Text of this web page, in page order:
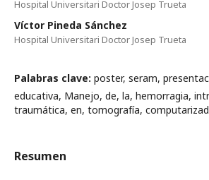
Hospital Universitari Doctor Josep Trueta
Víctor Pineda Sánchez
Hospital Universitari Doctor Josep Trueta
Palabras clave: poster, seram,
educativa, Manejo, de, la, hemorragia,
traumática, en, tomografía,
Resumen